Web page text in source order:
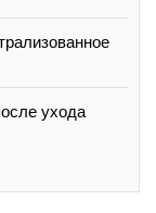
ухода